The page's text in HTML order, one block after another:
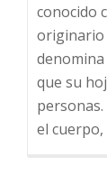
conocido
originario
que su
el